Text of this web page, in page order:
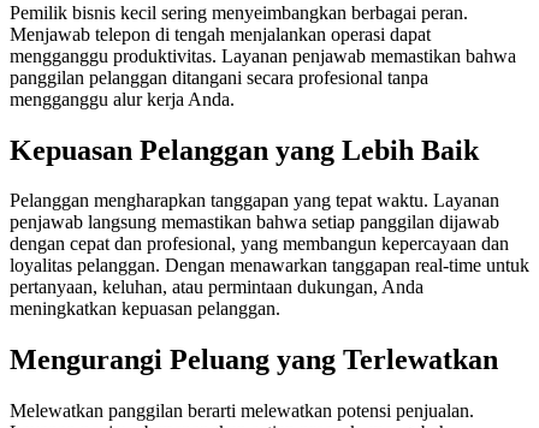
Pemilik bisnis kecil sering menyeimbangkan berbagai peran.
Menjawab telepon di tengah menjalankan operasi dapat
mengganggu produktivitas. Layanan penjawab memastikan bahwa
panggilan pelanggan ditangani secara profesional tanpa
mengganggu alur kerja Anda.
Kepuasan Pelanggan yang Lebih Baik
Pelanggan mengharapkan tanggapan yang tepat waktu. Layanan
penjawab langsung memastikan bahwa setiap panggilan dijawab
dengan cepat dan profesional, yang membangun kepercayaan dan
loyalitas pelanggan. Dengan menawarkan tanggapan real-time untuk
pertanyaan, keluhan, atau permintaan dukungan, Anda
meningkatkan kepuasan pelanggan.
Mengurangi Peluang yang Terlewatkan
Melewatkan panggilan berarti melewatkan potensi penjualan.